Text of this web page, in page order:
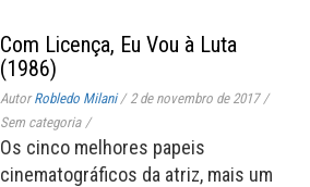
Com Licença, Eu Vou à Luta
(1986)
AutorRobledo Milani / 2 de novembro de 2017 /
Sem categoria /
Os cinco melhores papeis
cinematográficos da atriz, mais um